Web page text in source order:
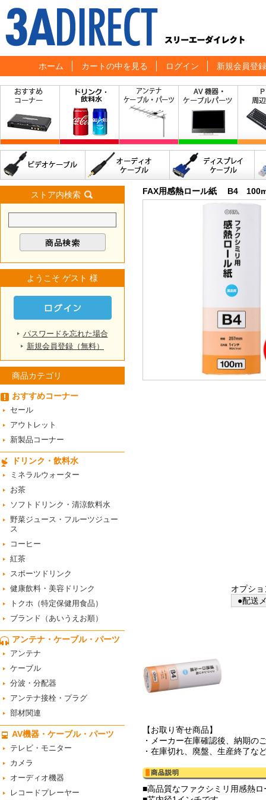
ホーム カートの中を見る ログイン 新規会員登録
ストア内検索
ようこそ ゲスト 様
パスワードを忘れた場合
新規会員登録（無料）
商品カテゴリ
おすすめコーナー
セール
アウトレット
新製品コーナー
ドリンク・飲料水
ミネラルウォーター
お茶
ソフトドリンク・清涼飲料水
野菜ジュース・フルーツジュー
ス
コーヒー
紅茶
スポーツドリンク
健康飲料・美容ドリンク
トクホ（特定保健用食品）
ブランド（あいうえお順）
アンテナ・ケーブル・パーツ
アンテナ
ケーブル
分波・分配器
アンテナ接栓・プラグ
部材関連
AV機器・ケーブル・パーツ
テレビ・モニター
カメラ
オーディオ機器
レコードプレーヤー
FAX用感熱ロール紙 B4
オプシ
●配送
【お取り寄せ商品】
・メーカー在庫確認後、納期の
・在庫切れ、廃盤、生産終了な
■高品質なファクシミリ用感熱